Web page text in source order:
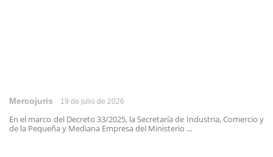
Mercojuris 19 de julio de 2026
En el marco del Decreto 33/2025, la Secretaría de Industria, Comercio y
de la Pequeña y Mediana Empresa del Ministerio ...